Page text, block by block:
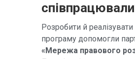
Розробити й
програму допомогли
«Мережа правового